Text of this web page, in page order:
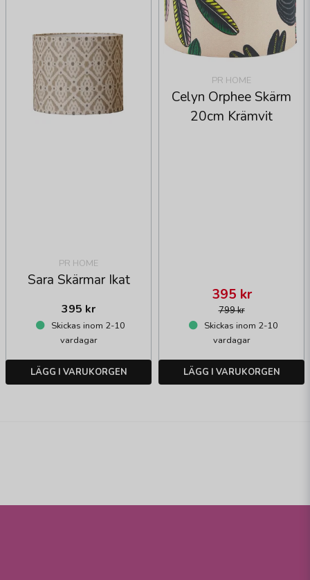
PR HOME
Sara Skärmar Ikat
395 kr
Skickas inom 2-10
vardagar
LÄGG I VARUKORGEN
PR HOME
Celyn Orphee Skärm
20cm Krämvit
799 kr
395 kr
Skickas inom 2-10
vardagar
LÄGG I VARUKORGEN